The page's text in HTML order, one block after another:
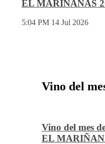
EL MARIÑANAS
5:04 PM 14 Jul 2026
Vino del
Vino del mes
EL